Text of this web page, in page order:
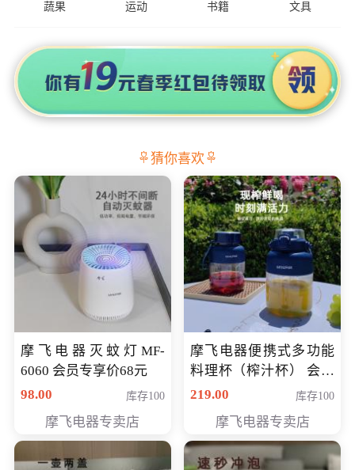
蔬果 运动 书籍 文具
猜你喜欢
摩飞电器灭蚊灯MF-
6060 会员专享价68元
98.00
库存100
摩飞电器专卖店
摩飞电器便携式多功能
料理杯（榨汁杯） 会员
专享价118元
219.00 库存100
摩飞电器专卖店